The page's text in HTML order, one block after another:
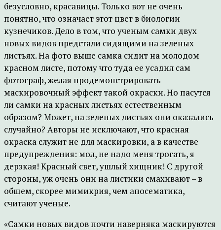
безусловно, красавицы. Только вот не очень
понятно, что означает этот цвет в биологии
кузнечиков. Дело в том, что ученым самки двух
новых видов предстали сидящими на зеленых
листьях. На фото выше самка сидит на молодом
красном листе, потому что туда ее усадил сам
фотограф, желая продемонстрировать
маскировочный эффект такой окраски. Но пасутся
ли самки на красных листьях естественным
образом? Может, на зеленых листьях они оказались
случайно? Авторы не исключают, что красная
окраска служит не для маскировки, а в качестве
предупреждения: мол, не надо меня трогать, я
дерзкая! Красный свет, ушлый хищник! С другой
стороны, уж очень они на листики смахивают – в
общем, скорее мимикрия, чем апосематика,
считают ученые.
«Самки новых видов почти наверняка маскируются